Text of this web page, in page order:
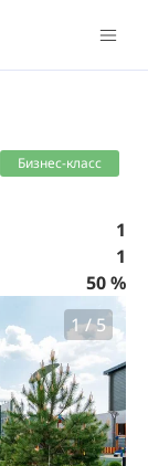
Бизнес-класс
1
1
50 %
1/5